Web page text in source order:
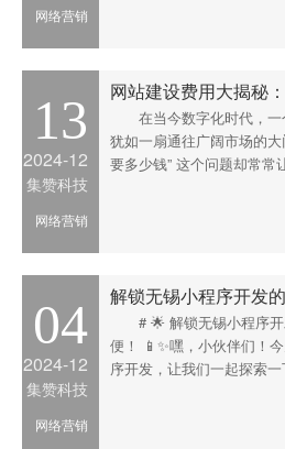
网络营销
公司，凭借丰富的经验与
析两者优劣，助力其做出
13
2024-12
集赞科技
网络营销
在当今数字化时代，
犹如一扇通往广阔市场的
要多少钱” 这个问题却常常
路上踌躇不前。实际上，
变的数字，它受到多种因
不同而有着显著的差异。
04
2024-12
集赞科技
网络营销
# 🌟 解锁无锡小程序
便！ 📱✨嘿，小伙伴们！
序开发，让我们一起探索
（乔经理：18921292689
吧！🌈## 🏢 首先，什么
需要下载安装的应用，用